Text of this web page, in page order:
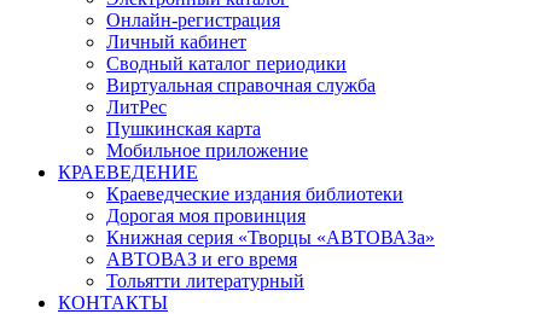
Онлайн-регистрация
Личный кабинет
Сводный каталог периодики
Виртуальная справочная служба
ЛитРес
Пушкинская карта
Мобильное приложение
КРАЕВЕДЕНИЕ
Краеведческие издания библиотеки
Дорогая моя провинция
Книжная серия «Творцы «АВТОВАЗа»
АВТОВАЗ и его время
Тольятти литературный
КОНТАКТЫ